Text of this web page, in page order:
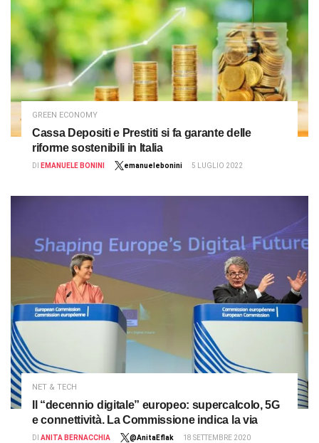
GREEN ECONOMY
Cassa Depositi e Prestiti si fa garante delle
riforme sostenibili in Italia
DI EMANUELE BONINI emanuelebonini 5 LUGLIO 2022
NET & TECH
Il “decennio digitale” europeo: supercalcolo, 5G
e connettività. La Commissione indica la via
DI ANITA BERNACCHIA @AnitaEflak 18 SETTEMBRE 2020